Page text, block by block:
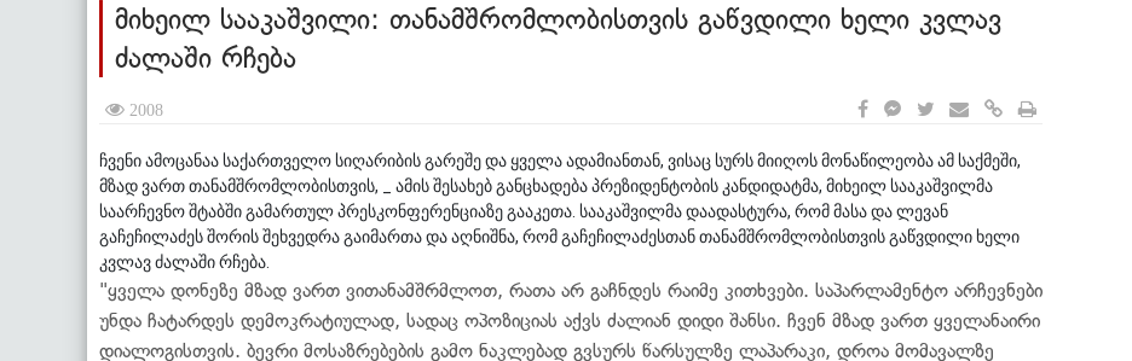
მიხეილ სააკაშვილი: თანამშრომლობისთვის გაწვდილი ხელი კვლავ
ძალაში რჩება
2008
ჩვენი ამოცანაა საქართველო სიღარიბის გარეშე და ყველა ადამიანთან, ვისაც სურს მიიღოს მონაწილეობა ამ საქმეში,
მზად ვართ თანამშრომლობისთვის, _ ამის შესახებ განცხადება პრეზიდენტობის კანდიდატმა, მიხეილ სააკაშვილმა
საარჩევნო შტაბში გამართულ პრესკონფერენციაზე გააკეთა. სააკაშვილმა დაადასტურა, რომ მასა და ლევან
გაჩეჩილაძეს შორის შეხვედრა გაიმართა და აღნიშნა, რომ გაჩეჩილაძესთან თანამშრომლობისთვის გაწვდილი ხელი
კვლავ ძალაში რჩება.
"ყველა დონეზე მზად ვართ ვითანამშრმლოთ, რათა არ გაჩნდეს რაიმე კითხვები. საპარლამენტო არჩევნები
უნდა ჩატარდეს დემოკრატიულად, სადაც ოპოზიციას აქვს ძალიან დიდი შანსი. ჩვენ მზად ვართ ყველანაირი
დიალოგისთვის. ბევრი მოსაზრებების გამო ნაკლებად გვსურს წარსულზე ლაპარაკი, დროა მომავალზე